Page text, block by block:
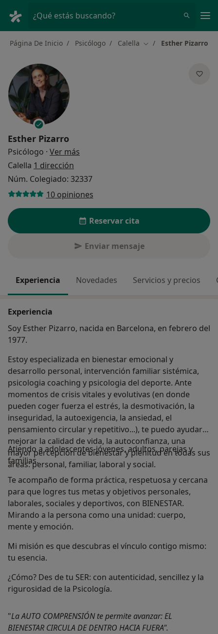
¿Qué estás buscando?
Página De Inicio Psicólogo Calella Cambiar de ciudad
Esther Pizarro
Esther Pizarro
Psicólogo · Ver más
Calella 1 dirección
Núm. Colegiado: 32337
10 opiniones
Reservar cita
Enviar mensaje
Experiencia Novedades Servicios y precios
Experiencia
Soy Esther Pizarro, nacida en Barcelona, en febrero del
1977.
Estoy especializada en bienestar emocional y
desarrollo personal, intervención familiar sistémica,
psicologia coaching y psicologia del deporte. Ante
momentos de crisis vitales y evolutivas (en donde
pueden coger fuerza el estrés, la desmotivación, la
inseguridad, la autoexigencia, la ansiedad, el
pensamiento circular y repetitivo...), te puedo ayudar a
mejorar la calidad de vida, la autoconfianza, una
mayor percepción de bienestar y plenitud en todas sus
áreas: personal, familiar, laboral y social.
Atiendo a adolescentes-jóvenes, adultos, parejas y
familias.
Te acompaño de forma práctica, respetuosa y cercana
para que logres tus metas y objetivos personales,
laborales, sociales y deportivos, con BIENESTAR.
Mirando a la persona como una unidad: cuerpo,
mente y emoción.
Mi misión es que descubras el vínculo contigo mismo:
tu esencia.
¿Cómo? Des de tu SER: con autenticidad, sencillez y la
rigurosidad de la Psicología.
"La AUTO COMPRENSIÓN te permite avanzar: EL
BIENESTAR CIRCULA DE DENTRO HACIA FUERA".